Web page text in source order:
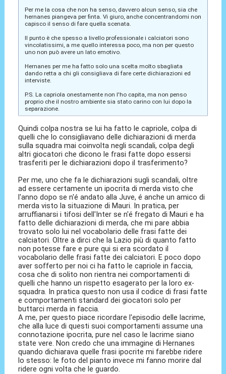
Per me la cosa che non ha senso, davvero alcun senso, sia che
hernanes piangeva per finta. Vi giuro, anche concentrandomi non
capisco il senso di fare quella scenata.
Il punto è che spesso a livello professionale i calciatori sono
vincolatissimi, a me quello interessa poco, ma non per questo
uno non può avere un lato emotivo.
Hernanes per me ha fatto solo una scelta molto sbagliata
dando retta a chi gli consigliava di fare certe dichiarazioni ed
interviste.
P.S. La capriola onestamente non l'ho capita, ma non penso
proprio che il nostro ambiente sia stato carino con lui dopo la
separazione.
Quindi colpa nostra se lui ha fatto le capriole, colpa di
quelli che lo consigliavano delle dichiarazioni di merda
sulla squadra mai coinvolta negli scandali, colpa degli
altri giocatori che dicono le frasi fatte dopo essersi
trasferiti per le dichiarazioni dopo il trasferimento?
Per me, uno che fa le dichiarazioni sugli scandali, oltre
ad essere certamente un ipocrita di merda visto che
l'anno dopo se n'é andato alla Juve, é anche un amico di
merda visto la situazione di Mauri. In pratica, per
arruffianarsi i tifosi dell'Inter se n'é fregato di Mauri e ha
fatto delle dichiarazioni di merda, che mi pare abbia
trovato solo lui nel vocabolario delle frasi fatte dei
calciatori. Oltre a dirci che la Lazio più di quanto fatto
non potesse fare e pure qui si era scordato il
vocabolario delle frasi fatte dei calciatori. E poco dopo
aver sofferto per noi ci ha fatto le capriole in faccia,
cosa che di solito non rientra nei comportamenti di
quelli che hanno un rispetto esagerato per la loro ex-
squadra. In pratica questo non usa il codice di frasi fatte
e comportamenti standard dei giocatori solo per
buttarci merda in faccia.
A me, per questo piace ricordare l'episodio delle lacrime,
che alla luce di questi suoi comportamenti assume una
connotazione ipocrita, pure nel caso le lacrime siano
state vere. Non credo che una immagine di Hernanes
quando dichiarava quelle frasi ipocrite mi farebbe ridere
lo stesso: le foto del pianto invece mi fanno morire dal
ridere ogni volta che le guardo.